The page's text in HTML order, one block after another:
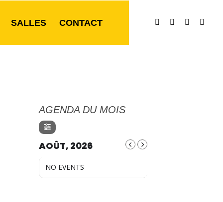
SALLES CONTACT
AGENDA DU MOIS
AOÛT, 2026
NO EVENTS